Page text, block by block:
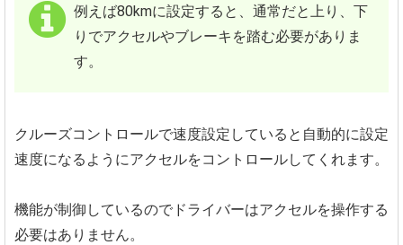
例えば80kmに設定すると、通常だと上り、下
りでアクセルやブレーキを踏む必要がありま
す。
クルーズコントロールで速度設定していると自動的に設定
速度になるようにアクセルをコントロールしてくれます。
機能が制御しているのでドライバーはアクセルを操作する
必要はありません。